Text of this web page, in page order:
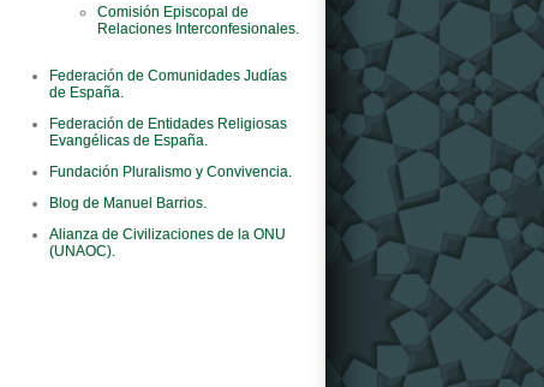
Comisión Episcopal de
Relaciones Interconfesionales.
del marchio ad adottare questo concept
innovativo.
Federación de Comunidades Judías
de España.
Federación de Entidades Religiosas
Evangélicas de España.
Fundación Pluralismo y Convivencia.
Blog de Manuel Barrios.
Alianza de Civilizaciones de la ONU
(UNAOC).